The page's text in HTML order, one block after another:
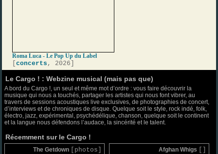
Roma Luca - Le Pop Up du Label
[concerts , 2026]
Le Cargo ! : Webzine musical (mais pas que)
A bord du Cargo !, un seul et même mot d’ordre : vous faire découvrir la
musique qui nous a touchés, partager les artistes qui nous font vibrer, au
travers de sessions acoustiques live exclusives, de photographies de concert,
d’interviews et de chroniques de disque. Quelque soit le style, rock indé, folk,
électro, jazz, expérimental, psychédélique, chanson, quelque soit le continent
et la langue nous défendons l’audace, la sincérité et le talent.
Récemment sur le Cargo !
The Getdown [photos] Afghan Whigs